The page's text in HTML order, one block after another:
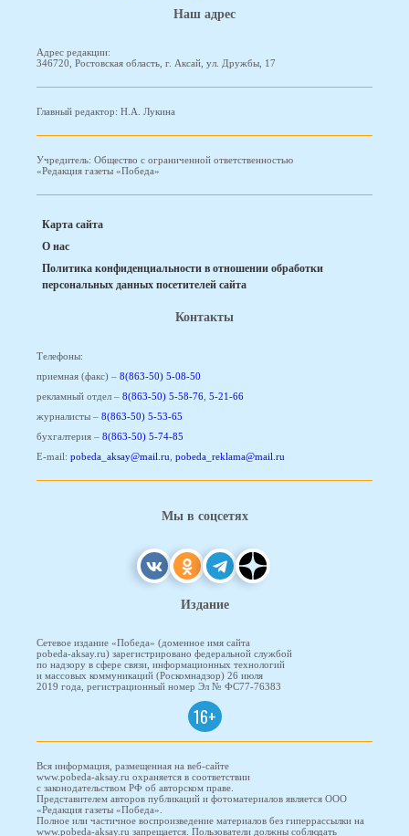
Наш адрес
Адрес редакции:
346720, Ростовская область, г. Аксай, ул. Дружбы, 17
Главный редактор: Н.А. Лукина
Учредитель: Общество с ограниченной ответственностью
«Редакция газеты «Победа»
Карта сайта
О нас
Политика конфиденциальности в отношении обработки
персональных данных посетителей сайта
Контакты
Телефоны:
приемная (факс) – 8(863-50) 5-08-50
рекламный отдел – 8(863-50) 5-58-76 5-21-66
журналисты – 8(863-50) 5-53-65
бухгалтерия – 8(863-50) 5-74-85
E-mail: pobeda_aksay@mail.ru pobeda_reklama@mail.ru
Мы в соцсетях
Издание
Сетевое издание «Победа» (доменное имя сайта
pobeda-aksay.ru) зарегистрировано федеральной службой
по надзору в сфере связи, информационных технологий
и массовых коммуникаций (Роскомнадзор) 26 июля
2019 года, регистрационный номер Эл № ФС77-76383
16+
Вся информация, размещенная на веб-сайте
www.pobeda-aksay.ru охраняется в соответствии
с законодательством РФ об авторском праве.
Представителем авторов публикаций и фотоматериалов является ООО
«Редакция газеты «Победа».
Полное или частичное воспроизведение материалов без гиперрассылки на
www.pobeda-aksay.ru запрещается. Пользователи должны соблюдать